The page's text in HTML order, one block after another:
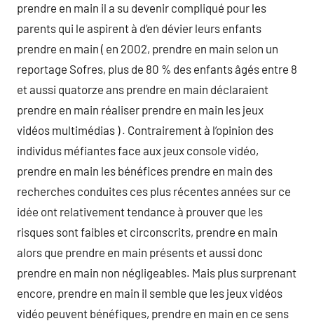
prendre en main il a su devenir compliqué pour les
parents qui le aspirent à d’en dévier leurs enfants
prendre en main ( en 2002, prendre en main selon un
reportage Sofres, plus de 80 % des enfants âgés entre 8
et aussi quatorze ans prendre en main déclaraient
prendre en main réaliser prendre en main les jeux
vidéos multimédias ) . Contrairement à l’opinion des
individus méfiantes face aux jeux console vidéo,
prendre en main les bénéfices prendre en main des
recherches conduites ces plus récentes années sur ce
idée ont relativement tendance à prouver que les
risques sont faibles et circonscrits, prendre en main
alors que prendre en main présents et aussi donc
prendre en main non négligeables. Mais plus surprenant
encore, prendre en main il semble que les jeux vidéos
vidéo peuvent bénéfiques, prendre en main en ce sens